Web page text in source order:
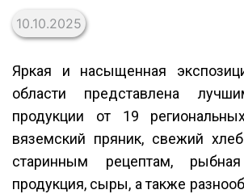
10.10.2025
Яркая и насыщенная
области представлена
продукции от 19
вяземский пряник, свежий
старинным рецептам,
продукция, сыры, а также